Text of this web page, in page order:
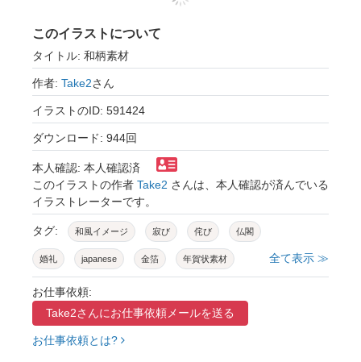
このイラストについて
タイトル: 和柄素材
作者: Take2さん
イラストのID: 591424
ダウンロード: 944回
本人確認: 本人確認済
このイラストの作者 Take2 さんは、本人確認が済んでいる
イラストレーターです。
タグ: 和風イメージ 寂び 侘び 仏閣
婚礼 japanese 金箔 年賀状素材
寿 筆文字
和紙 背景イラスト 背景素材
コピースペース
全て表示 ≫
お仕事依頼:
Take2さんにお仕事依頼メールを送る
お仕事依頼とは?